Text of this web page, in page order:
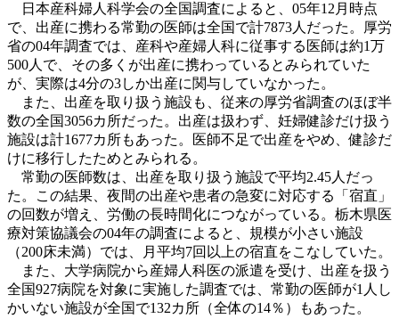
日本産科婦人科学会の全国調査によると、05年12月時点
で、出産に携わる常勤の医師は全国で計7873人だった。厚労
省の04年調査では、産科や産婦人科に従事する医師は約1万
500人で、その多くが出産に携わっているとみられていた
が、実際は4分の3しか出産に関与していなかった。
また、出産を取り扱う施設も、従来の厚労省調査のほぼ半
数の全国3056カ所だった。出産は扱わず、妊婦健診だけ扱う
施設は計1677カ所もあった。医師不足で出産をやめ、健診だ
けに移行したためとみられる。
常勤の医師数は、出産を取り扱う施設で平均2.45人だっ
た。この結果、夜間の出産や患者の急変に対応する「宿直」
の回数が増え、労働の長時間化につながっている。栃木県医
療対策協議会の04年の調査によると、規模が小さい施設
（200床未満）では、月平均7回以上の宿直をこなしていた。
また、大学病院から産婦人科医の派遣を受け、出産を扱う
全国927病院を対象に実施した調査では、常勤の医師が1人し
かいない施設が全国で132カ所（全体の14％）もあった。